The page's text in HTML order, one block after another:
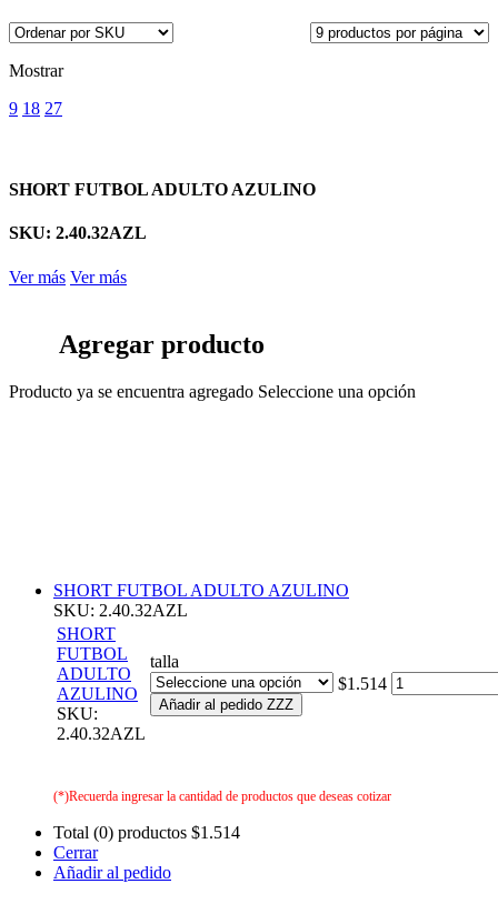
Mostrar
9 18 27
SHORT FUTBOL ADULTO AZULINO
SKU: 2.40.32AZL
Ver más Ver más
Agregar producto
Producto ya se encuentra agregado Seleccione una opción
SHORT FUTBOL ADULTO AZULINO
SKU: 2.40.32AZL
SHORT
FUTBOL
ADULTO
AZULINO
SKU:
2.40.32AZL
talla
Añadir al pedido ZZZ
$1.514
(*)Recuerda ingresar la cantidad de productos que deseas cotizar
Total (0) productos $1.514
Cerrar
Añadir al pedido